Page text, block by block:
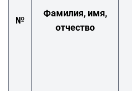
№
Фамилия, имя,
отчество